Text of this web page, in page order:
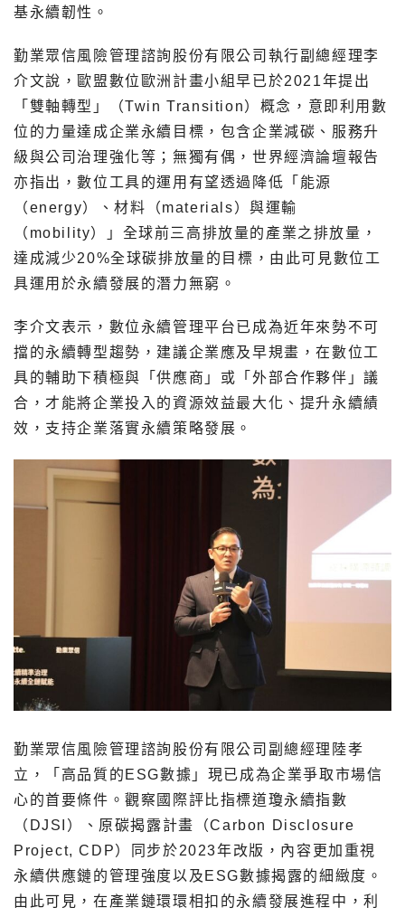
基永續韌性。
勤業眾信風險管理諮詢股份有限公司執行副總經理李
介文說，歐盟數位歐洲計畫小組早已於2021年提出
「雙軸轉型」（Twin Transition）概念，意即利用數
位的力量達成企業永續目標，包含企業減碳、服務升
級與公司治理強化等；無獨有偶，世界經濟論壇報告
亦指出，數位工具的運用有望透過降低「能源
（energy）、材料（materials）與運輸
（mobility）」全球前三高排放量的產業之排放量，
達成減少20%全球碳排放量的目標，由此可見數位工
具運用於永續發展的潛力無窮。
李介文表示，數位永續管理平台已成為近年來勢不可
擋的永續轉型趨勢，建議企業應及早規畫，在數位工
具的輔助下積極與「供應商」或「外部合作夥伴」議
合，才能將企業投入的資源效益最大化、提升永續績
效，支持企業落實永續策略發展。
勤業眾信風險管理諮詢股份有限公司副總經理陸孝
立，「高品質的ESG數據」現已成為企業爭取市場信
心的首要條件。觀察國際評比指標道瓊永續指數
（DJSI）、原碳揭露計畫（Carbon Disclosure
Project, CDP）同步於2023年改版，內容更加重視
永續供應鏈的管理強度以及ESG數據揭露的細緻度。
由此可見，在產業鏈環環相扣的永續發展進程中，利